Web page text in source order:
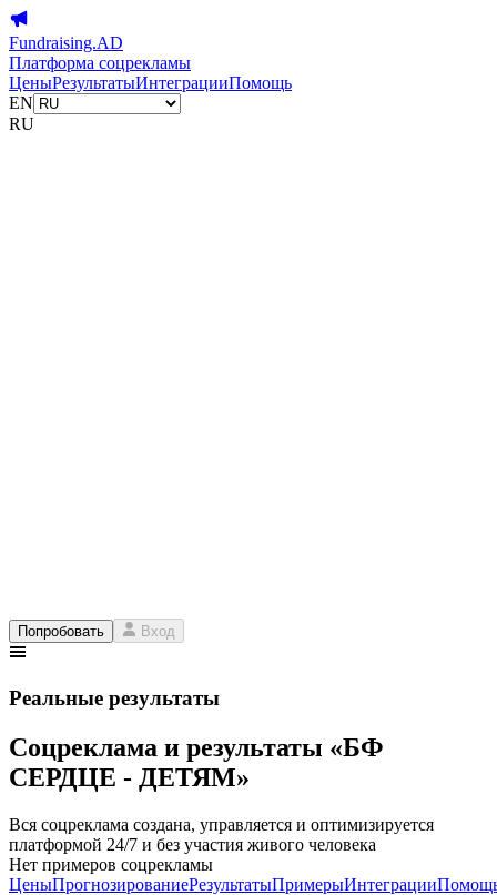
Fundraising.AD
Платформа соцрекламы
ЦеныРезультатыИнтеграцииПомощь
EN
RU
Попробовать Вход
Реальные результаты
Соцреклама и результаты «БФ
СЕРДЦЕ - ДЕТЯМ»
Вся соцреклама создана, управляется и оптимизируется
платформой 24/7 и без участия живого человека
Нет примеров соцрекламы
ЦеныПрогнозированиеРезультатыПримерыИнтеграции